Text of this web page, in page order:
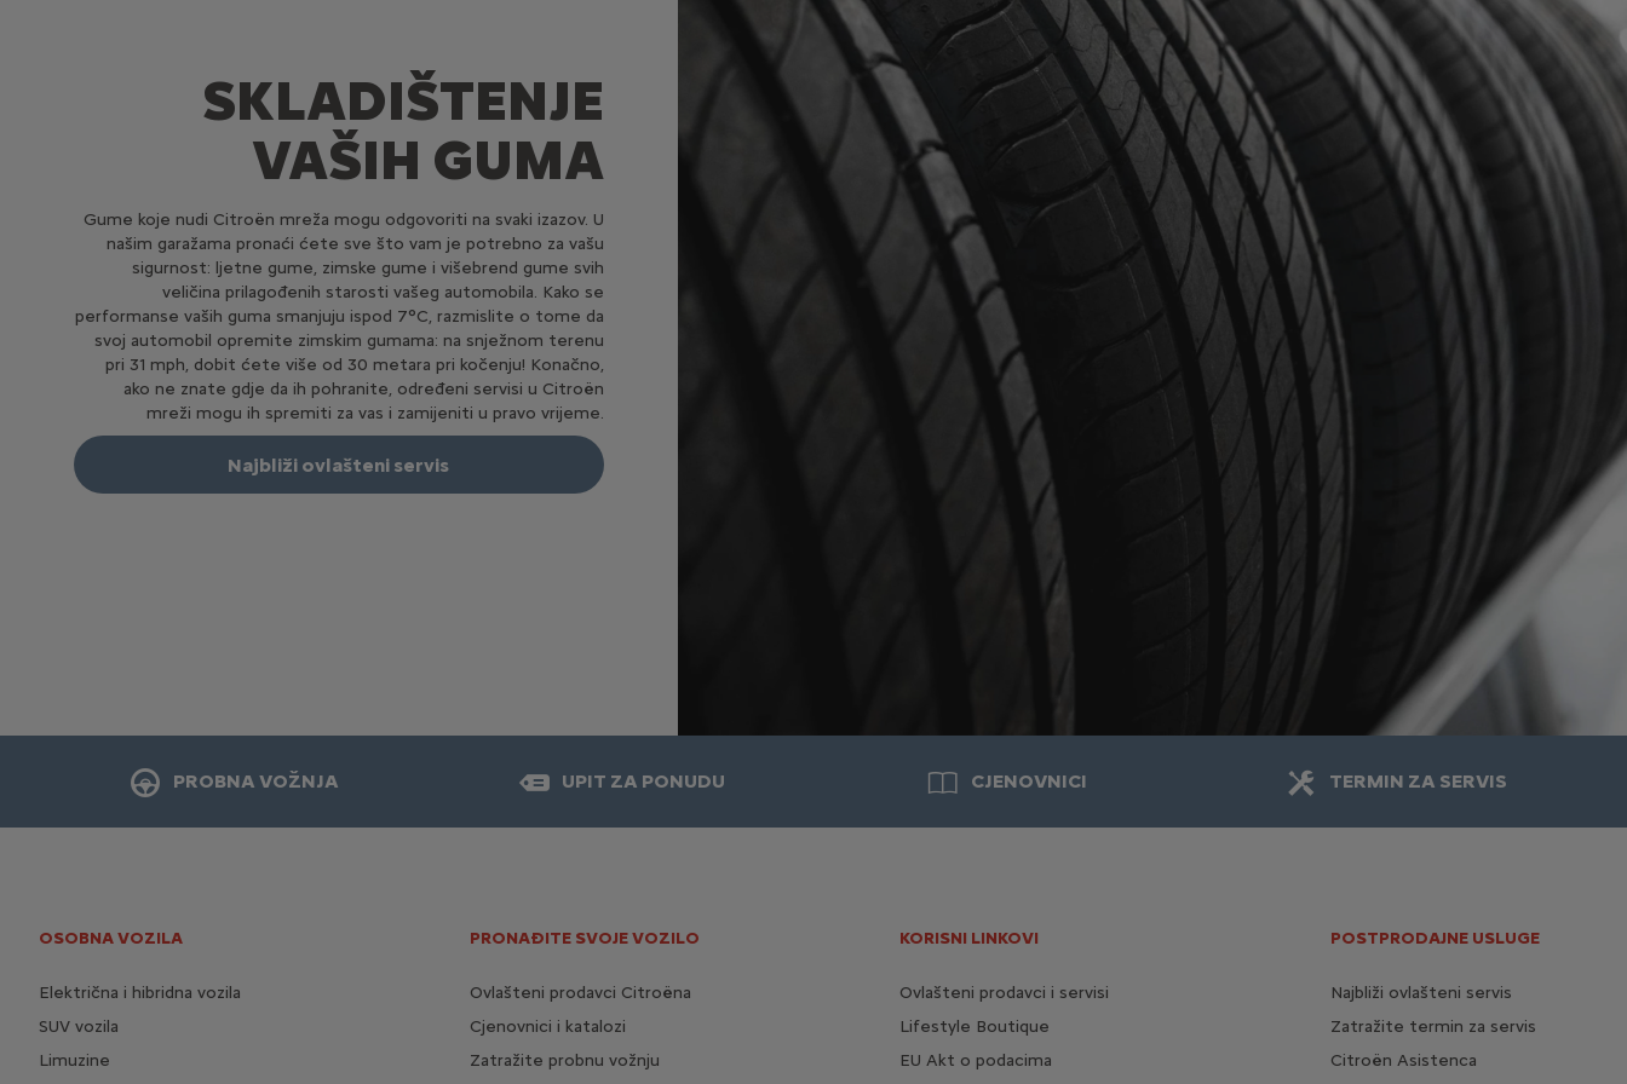
SKLADIŠTENJE
VAŠIH GUMA
Gume koje nudi Citroën mreža mogu odgovoriti na svaki izazov. U
našim garažama pronaći ćete sve što vam je potrebno za vašu
sigurnost: ljetne gume, zimske gume i višebrend gume svih
veličina prilagođenih starosti vašeg automobila. Kako se
performanse vaših guma smanjuju ispod 7°C, razmislite o tome da
svoj automobil opremite zimskim gumama: na snježnom terenu
pri 31 mph, dobit ćete više od 30 metara pri kočenju! Konačno,
ako ne znate gdje da ih pohranite, određeni servisi u Citroën
mreži mogu ih spremiti za vas i zamijeniti u pravo vrijeme.
Najbliži ovlašteni servis
PROBNA VOŽNJA UPIT ZA PONUDU CJENOVNICI TERMIN ZA SERVIS
OSOBNA VOZILA
Električna i hibridna vozila
SUV vozila
Limuzine
PRONAĐITE SVOJE VOZILO
Ovlašteni prodavci Citroëna
Cjenovnici i katalozi
Zatražite probnu vožnju
KORISNI LINKOVI
Ovlašteni prodavci i servisi
Lifestyle Boutique
EU Akt o podacima
POSTPRODAJNE USLUGE
Najbliži ovlašteni servis
Zatražite termin za servis
Citroën Asistenca